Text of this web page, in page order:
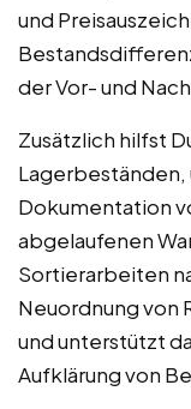
und
der Vor- und
Zusätzlich hilfst
Dokumentation
abgelaufenen
Sortierarbeiten
Neuordnung von
und unterstützt
Aufklärung von